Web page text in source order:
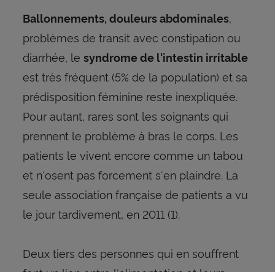
Ballonnements, douleurs abdominales,
problèmes de transit avec constipation ou
diarrhée, le syndrome de l'intestin irritable
est très fréquent (5% de la population) et sa
prédisposition féminine reste inexpliquée.
Pour autant, rares sont les soignants qui
prennent le problème à bras le corps. Les
patients le vivent encore comme un tabou
et n'osent pas forcement s'en plaindre. La
seule association française de patients a vu
le jour tardivement, en 2011 (1).
Deux tiers des personnes qui en souffrent